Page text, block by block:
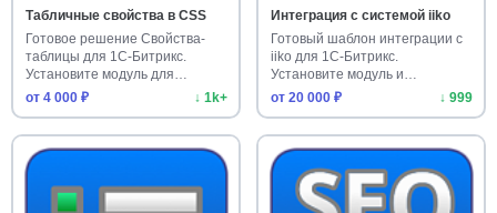
Табличные свойства в CSS
Готовое решение Свойства-
таблицы для 1С-Битрикс.
Установите модуль для
удобного …
от 4 000 ₽ ↓ 1k+
Интеграция с системой iiko
Готовый шаблон интеграции с
iiko для 1С-Битрикс.
Установите модуль и
автоматизир…
от 20 000 ₽ ↓ 999